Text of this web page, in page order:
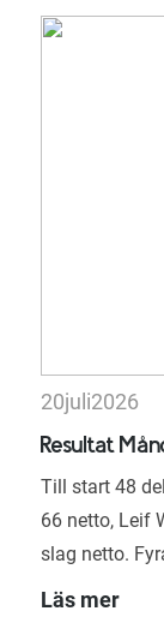
20juli2026
Resultat
Till start 48
66 netto, Leif
slag netto.
Läs mer